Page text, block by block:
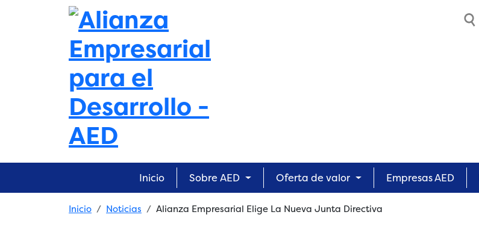
Skip to main content
Main navigation
Inicio Sobre AED Oferta de valor Empresas AED
Breadcrumb
Inicio Noticias Alianza Empresarial Elige La Nueva Junta Directiva